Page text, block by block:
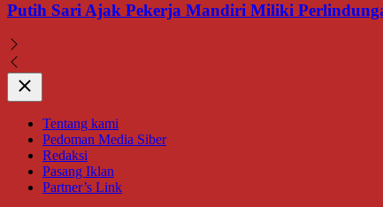
Putih Sari Ajak Pekerja Mandiri Miliki
Close
Tentang kami
Pedoman Media Siber
Redaksi
Pasang Iklan
Partner’s Link